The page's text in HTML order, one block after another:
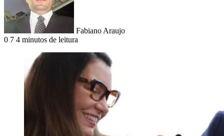
Fabiano Araujo
0 7 4 minutos de leitura